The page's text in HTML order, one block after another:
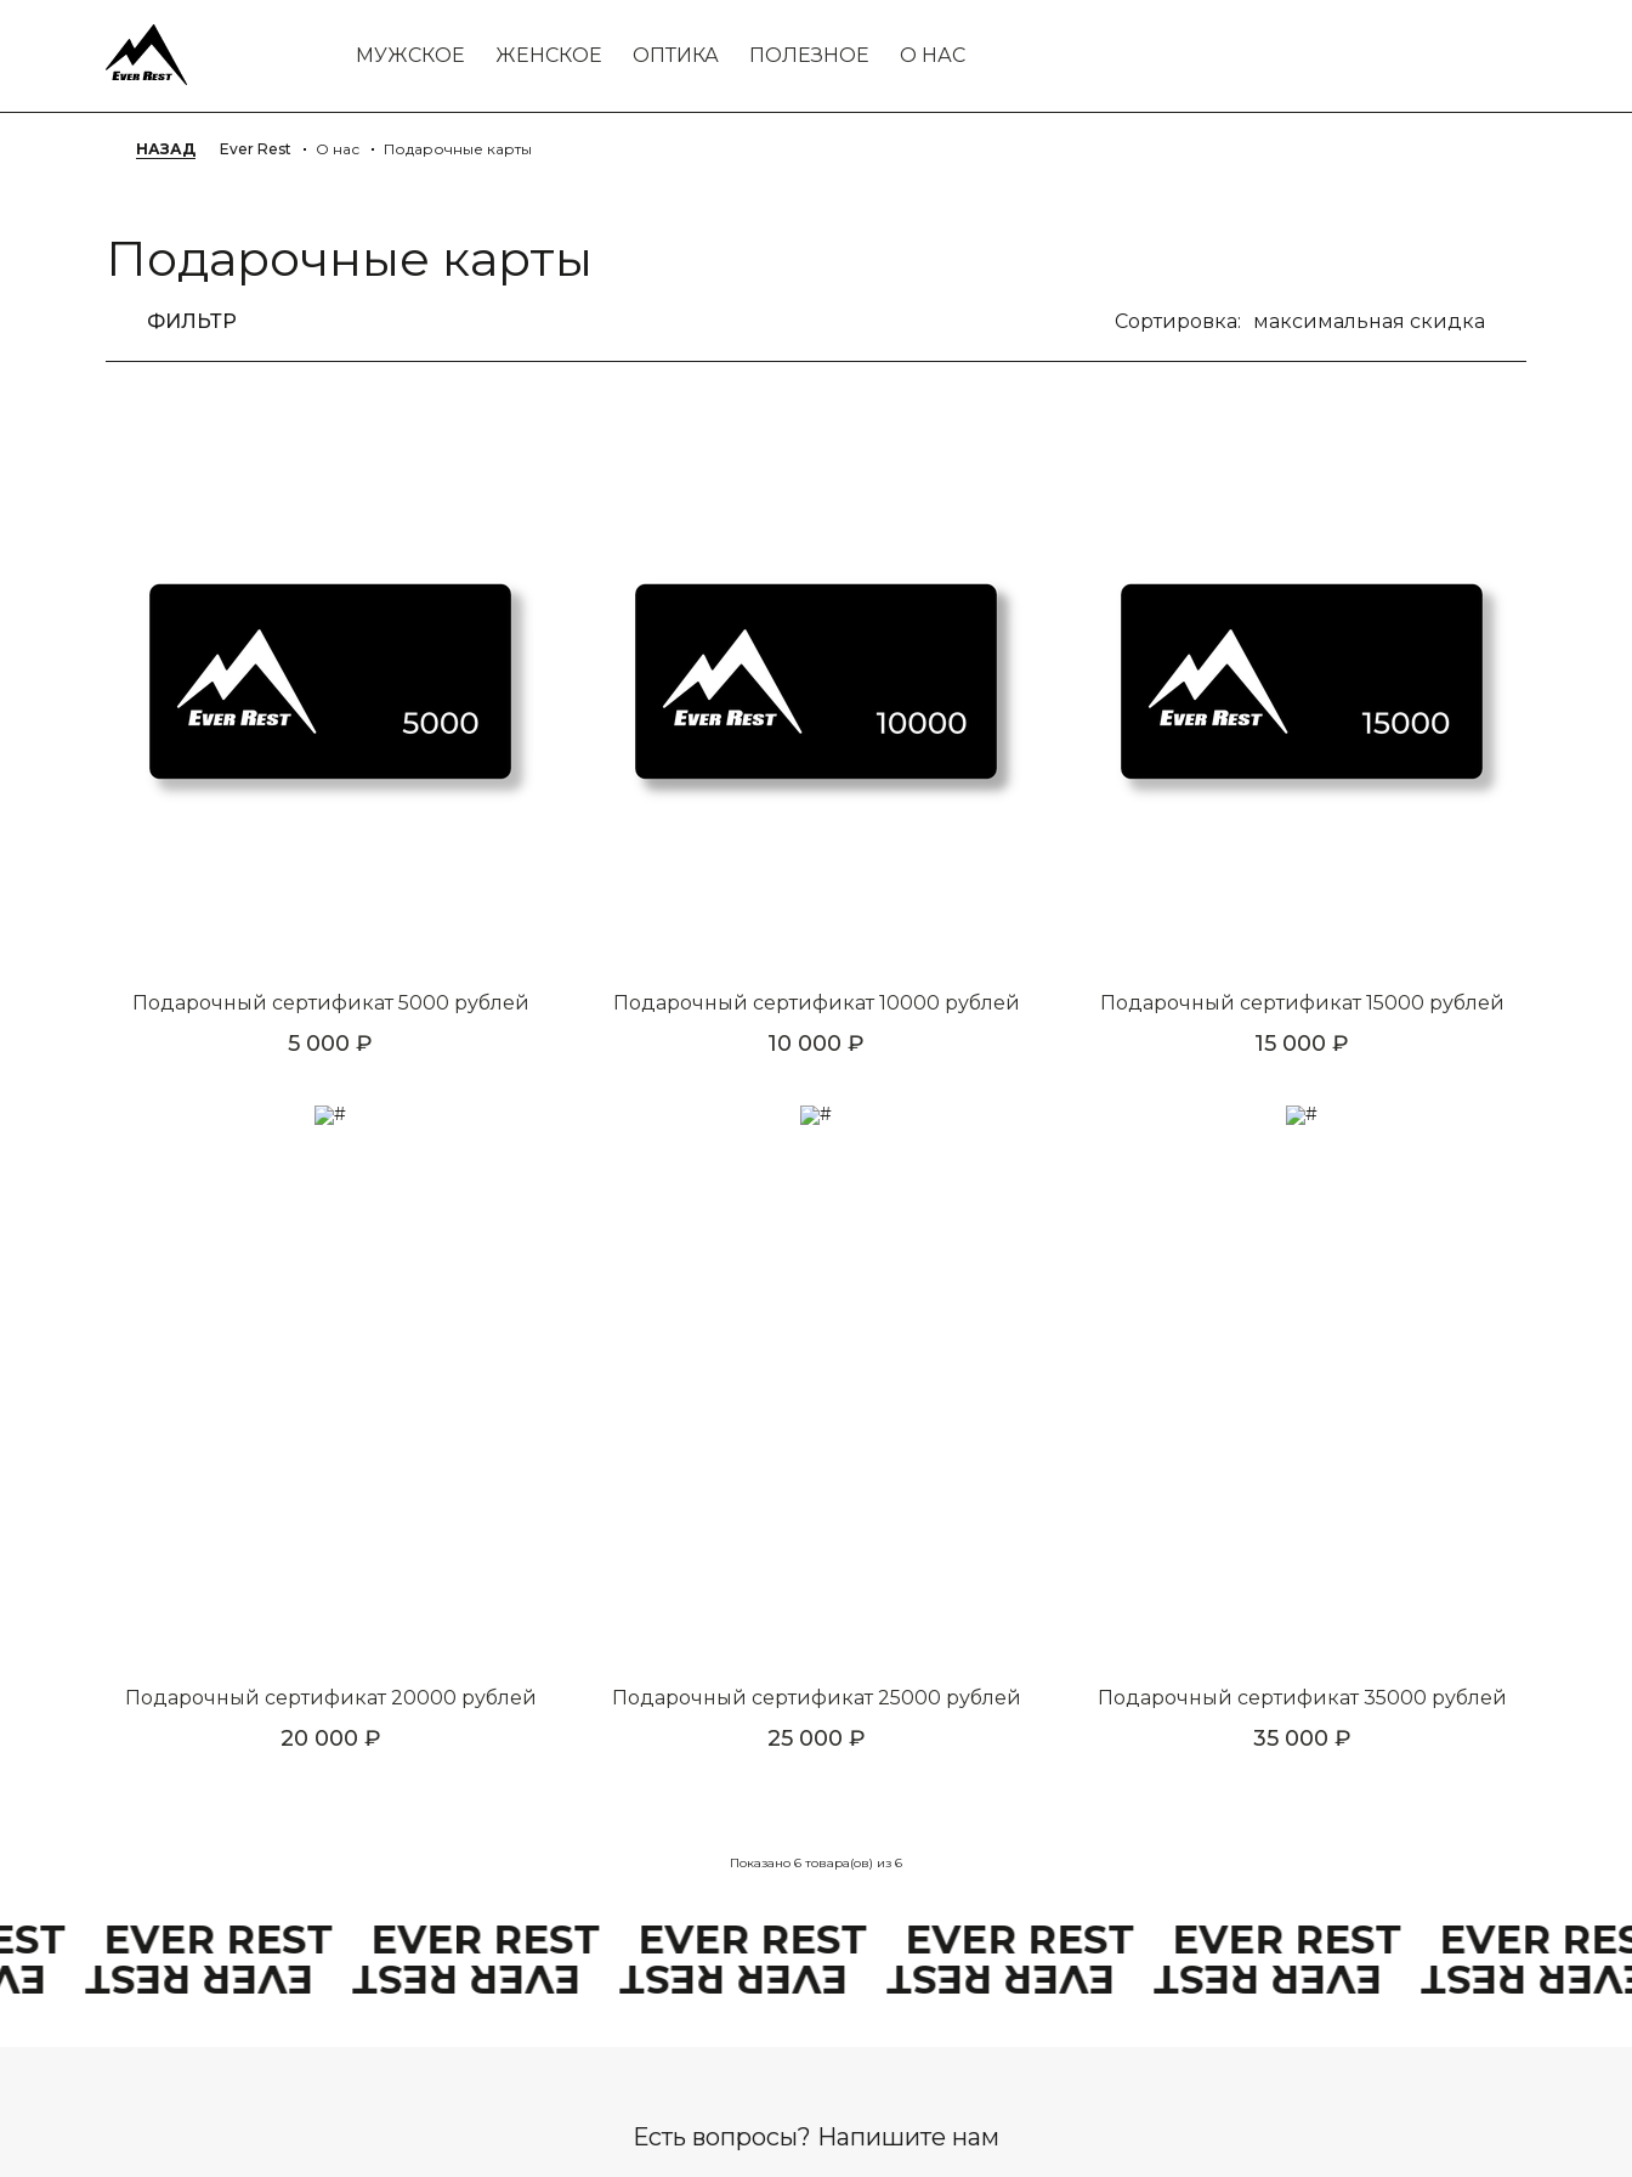
МУЖСКОЕ ЖЕНСКОЕ ОПТИКА ПОЛЕЗНОЕ О НАС
НАЗАД Ever Rest О нас Подарочные карты
Подарочные карты
ФИЛЬТР Сортировка: максимальная скидка
Подарочный сертификат 5000 рублей
5 000
Подарочный сертификат 10000 рублей
10 000
Подарочный сертификат 15000 рублей
15 000
Подарочный сертификат 20000 рублей
20 000
Подарочный сертификат 25000 рублей
25 000
Подарочный сертификат 35000 рублей
35 000
Показано 6 товара(ов) из 6
EVER REST EVER REST EVER REST EVER REST EVER REST
EVER
EVER REST EVER REST EVER REST EVER REST EVER REST EVER
Есть вопросы? Напишите нам